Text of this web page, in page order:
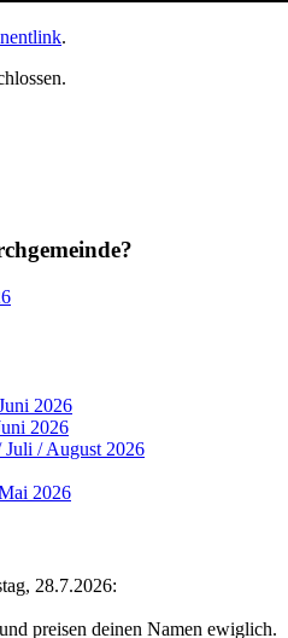
.
2026
2026
/ August 2026
2026
28.7.2026:
preisen deinen Namen ewiglich.